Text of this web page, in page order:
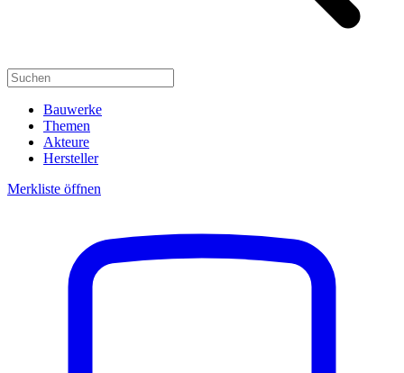
Bauwerke
Themen
Akteure
Hersteller
Merkliste öffnen